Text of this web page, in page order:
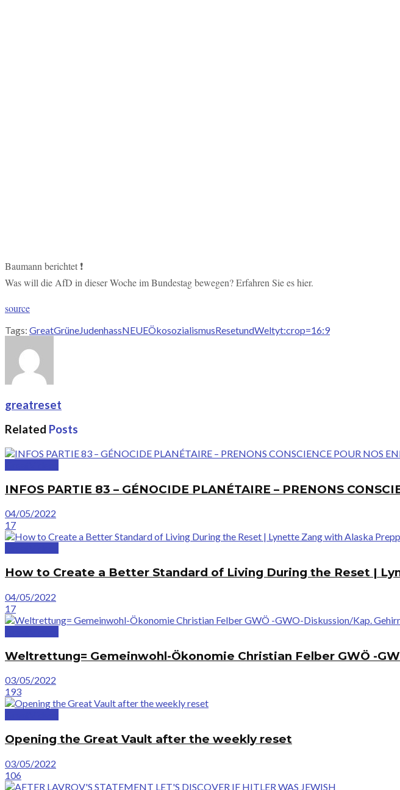
Baumann berichtet ❗
Was will die AfD in dieser Woche im Bundestag bewegen? Erfahren Sie es hier.
source
Tags: GreatGrüneJudenhassNEUEÖkosozialismusResetundWeltyt:crop=16:9
greatreset
Related Posts
INFOS PARTIE 83 – GÉNOCIDE PLANÉTAIRE – PRENONS
04/05/2022
17
How to Create a Better Standard of Living During the Reset |
04/05/2022
17
Weltrettung= Gemeinwohl-Ökonomie Christian Felber GWÖ -
03/05/2022
193
Opening the Great Vault after the weekly reset
03/05/2022
106